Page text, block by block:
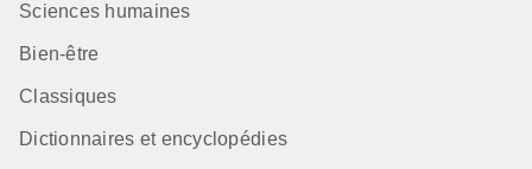
Sciences humaines
Bien-être
Classiques
Dictionnaires et encyclopédies